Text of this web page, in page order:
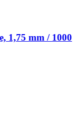
1,75 mm / 1000